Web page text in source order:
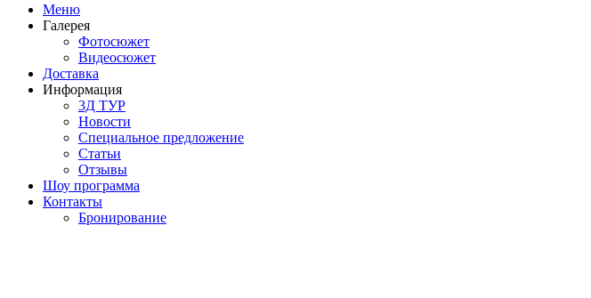
Меню
Галерея
Фотосюжет
Видеосюжет
Доставка
Информация
3Д ТУР
Новости
Cпециальное предложение
Статьи
Отзывы
Шоу программа
Контакты
Бронирование